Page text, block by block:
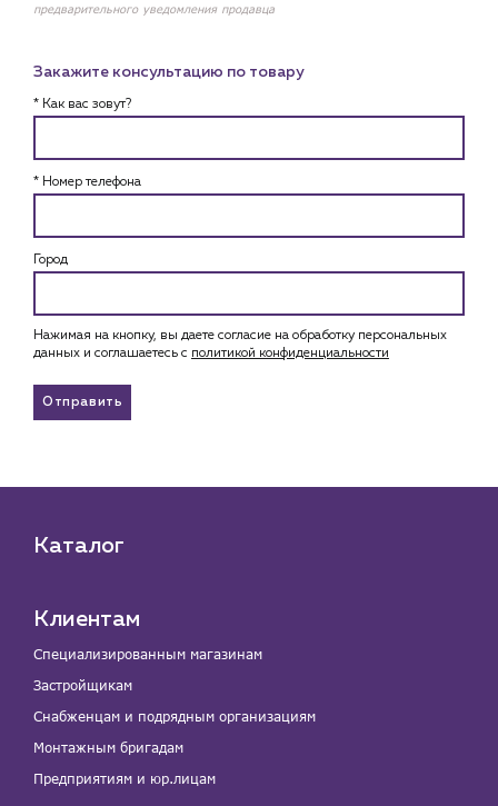
предварительного уведомления продавца
Закажите консультацию по товару
* Как вас зовут?
* Номер телефона
Город
Нажимая на кнопку, вы даете согласие на обработку персональных
данных и соглашаетесь c политикой конфиденциальности
Отправить
Каталог
Клиентам
Специализированным магазинам
Застройщикам
Снабженцам и подрядным организациям
Монтажным бригадам
Предприятиям и юр.лицам